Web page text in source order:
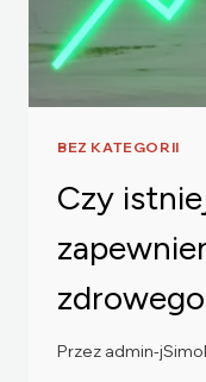
BEZ KATEGORII
Czy
Przez admin-